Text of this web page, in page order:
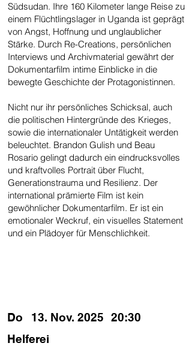
Südsudan. Ihre 160 Kilometer lange Reise zu
einem Flüchtlingslager in Uganda ist geprägt
von Angst, Hoffnung und unglaublicher
Stärke. Durch Re-Creations, persönlichen
Interviews und Archivmaterial gewährt der
Dokumentarfilm intime Einblicke in die
bewegte Geschichte der Protagonistinnen.
Nicht nur ihr persönliches Schicksal, auch
die politischen Hintergründe des Krieges,
sowie die internationaler Untätigkeit werden
beleuchtet. Brandon Gulish und Beau
Rosario gelingt dadurch ein eindrucksvolles
und kraftvolles Portrait über Flucht,
Generationstrauma und Resilienz. Der
international prämierte Film ist kein
gewöhnlicher Dokumentarfilm. Er ist ein
emotionaler Weckruf, ein visuelles Statement
und ein Plädoyer für Menschlichkeit.
13. Nov. 2025 20:30
Helferei
Do